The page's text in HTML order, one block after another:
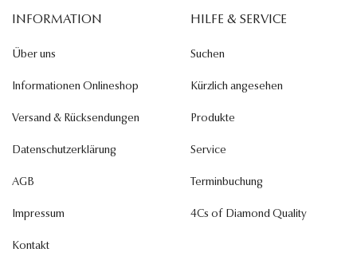
INFORMATION
Über uns
Informationen Onlineshop
Versand & Rücksendungen
Datenschutzerklärung
AGB
Impressum
Kontakt
HILFE & SERVICE
Suchen
Kürzlich angesehen
Produkte
Service
Terminbuchung
4Cs of Diamond Quality